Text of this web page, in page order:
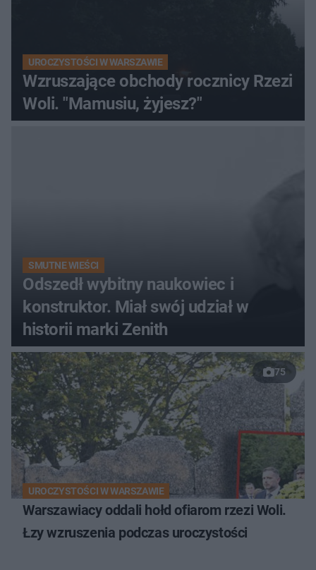
UROCZYSTOŚCI W WARSZAWIE
Wzruszające obchody rocznicy Rzezi
Woli. "Mamusiu, żyjesz?"
SMUTNE WIEŚCI
Odszedł wybitny naukowiec i
konstruktor. Miał swój udział w
historii marki Zenith
75
UROCZYSTOŚCI W WARSZAWIE
Warszawiacy oddali hołd ofiarom rzezi Woli.
Łzy wzruszenia podczas uroczystości